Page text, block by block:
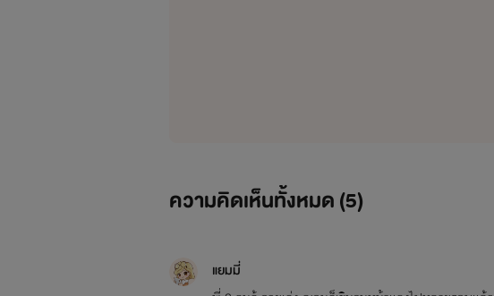
ความคิดเห็นทั้งหมด (5)
แยมมี่